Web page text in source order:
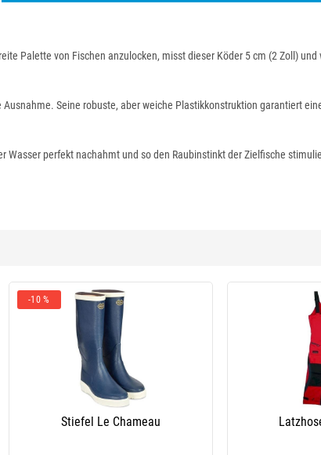
Palette von Fischen anzulocken, misst dieser Köder 5 cm (2 Zoll)
Seine robuste, aber weiche Plastikkonstruktion garantiert
perfekt nachahmt und so den Raubinstinkt der Zielfische
-10 %
Stiefel Le Chameau